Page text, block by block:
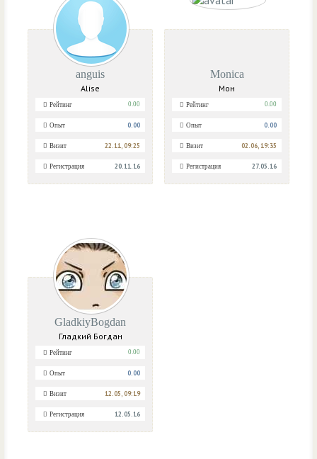
anguis
Alise
Рейтинг 0.00
Опыт 0.00
Визит 22.11, 09:25
Регистрация 20.11.16
Monica
Мон
Рейтинг 0.00
Опыт 0.00
Визит 02.06, 19:35
Регистрация 27.05.16
GladkiyBogdan
Гладкий Богдан
Рейтинг 0.00
Опыт 0.00
Визит 12.05, 09:19
Регистрация 12.05.16